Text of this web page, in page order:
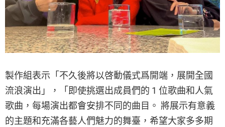
製作組表示「不久後將以啓動儀式爲開端，展開全國
流浪演出」，「即使挑選出成員們的 1 位歌曲和人氣
歌曲，每場演出都會安排不同的曲目。 將展示有意義
的主題和充滿各藝人們魅力的舞臺，希望大家多多期